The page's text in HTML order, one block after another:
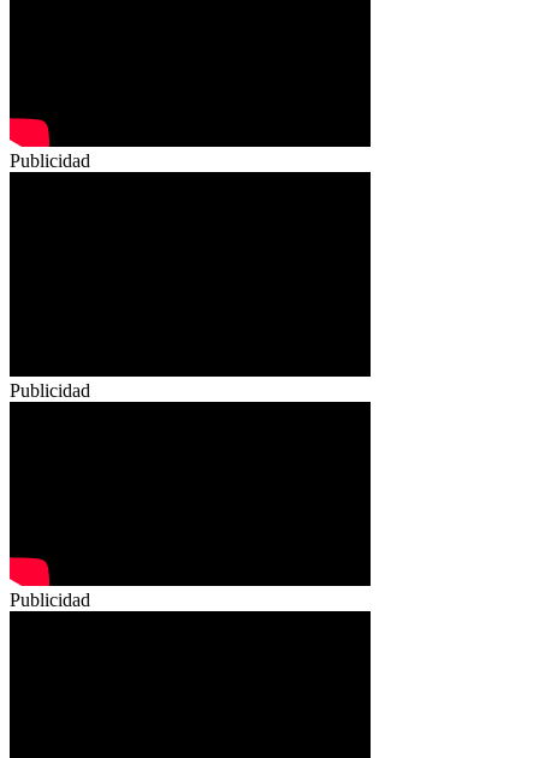
Publicidad
Publicidad
Publicidad